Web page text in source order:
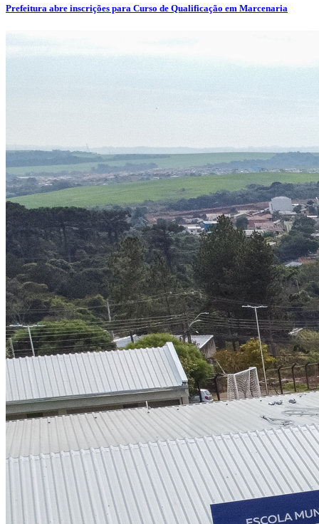
Prefeitura abre inscrições para Curso de Qualificação em Marcenaria